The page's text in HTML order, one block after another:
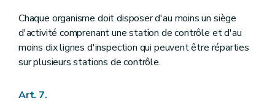
Chaque organisme doit disposer d'au moins un siège
d'activité comprenant une station de contrôle et d'au
moins dix lignes d'inspection qui peuvent être réparties
sur plusieurs stations de contrôle.
Art. 7.